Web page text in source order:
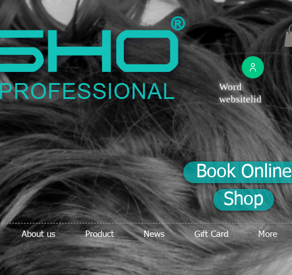
®
Word
websitelid
Book Online
Shop
About us Product News Gift Card More